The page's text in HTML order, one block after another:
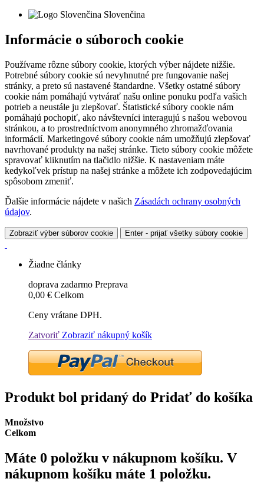
Slovenčina
Informácie o súboroch cookie
Používame rôzne súbory cookie, ktorých výber nájdete nižšie.
Potrebné súbory cookie sú nevyhnutné pre fungovanie našej
stránky, a preto sú nastavené štandardne. Všetky ostatné súbory
cookie nám pomáhajú vytvárať našu online ponuku podľa vašich
potrieb a neustále ju zlepšovať. Štatistické súbory cookie nám
pomáhajú pochopiť, ako návštevníci interagujú s našou webovou
stránkou, a to prostredníctvom anonymného zhromažďovania
informácií. Marketingové súbory cookie nám umožňujú zlepšovať
navrhované produkty na našej stránke. Tieto súbory cookie môžete
spravovať kliknutím na tlačidlo nižšie. K nastaveniam máte
kedykoľvek prístup na našej stránke a môžete ich zodpovedajúcim
spôsobom zmeniť.
Ďalšie informácie nájdete v našich Zásadách ochrany osobných
údajov.
Zobraziť výber súborov cookie Enter - prijať všetky súbory cookie
Žiadne články
doprava zadarmo Preprava
0,00 € Celkom
Ceny vrátane DPH.
Zatvoriť Zobraziť nákupný košík
Produkt bol pridaný do Pridať do košíka
Množstvo
Celkom
Máte 0 položku v nákupnom košíku. V
nákupnom košíku máte 1 položku.